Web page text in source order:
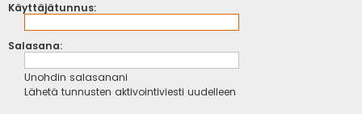
Käyttäjätunnus:
Salasana:
Unohdin salasanani
Lähetä tunnusten aktivointiviesti uudelleen